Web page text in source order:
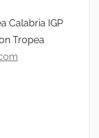
Calabria IGP
Tropea